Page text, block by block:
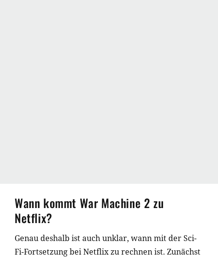
Wann kommt War Machine 2 zu
Netflix?
Genau deshalb ist auch unklar, wann mit der Sci-
Fi-Fortsetzung bei Netflix zu rechnen ist. Zunächst